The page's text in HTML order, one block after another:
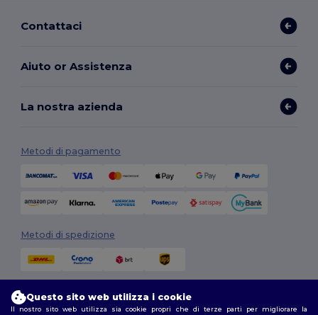
Contattaci
Aiuto or Assistenza
La nostra azienda
Metodi di pagamento
Metodi di spedizione
Questo sito web utilizza i cookie
Il nostro sito web utilizza sia cookie propri che di terze parti per migliorare la